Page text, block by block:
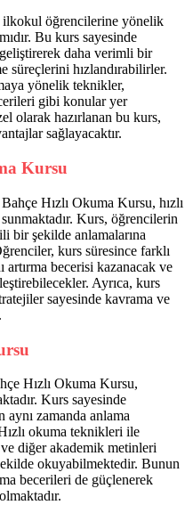
öğrencilerine yönelik
Bu kurs sayesinde
daha verimli bir
süreçlerini hızlandırabilirler.
yönelik teknikler,
gibi konular yer
olarak hazırlanan bu kurs,
sağlayacaktır.
Kursu
Hızlı Okuma Kursu, hızlı
Kurs, öğrencilerin
bir şekilde anlamalarına
kurs süresince farklı
artırma becerisi kazanacak ve
Ayrıca, kurs
sayesinde kavrama ve
Hızlı Okuma Kursu,
Kurs sayesinde
aynı zamanda anlama
okuma teknikleri ile
diğer akademik metinleri
okuyabilmektedir. Bunun
becerileri de güçlenerek